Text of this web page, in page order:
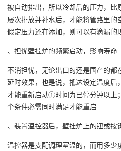
被自动排出，所以冷却后的压力，比
屡次排放并补水后，才能将管路里的
假定压力还在添加，则可以有滴漏的
、担忧壁挂炉的频繁启动，影响寿命
不消担忧，无论出口的还是国产的都
延时效果，也是说，抵达设定温度后
才能重新启动①时间为已停分钟以
个条件必需同时满足才能重启
、装置温控器后，壁挂炉上的钮或按
温控器是支配调理室温的，而用多少